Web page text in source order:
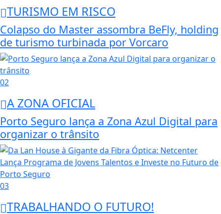
TURISMO EM RISCO
Colapso do Master assombra BeFly, holding
de turismo turbinada por Vorcaro
02
A ZONA OFICIAL
Porto Seguro lança a Zona Azul Digital para
organizar o trânsito
03
TRABALHANDO O FUTURO!